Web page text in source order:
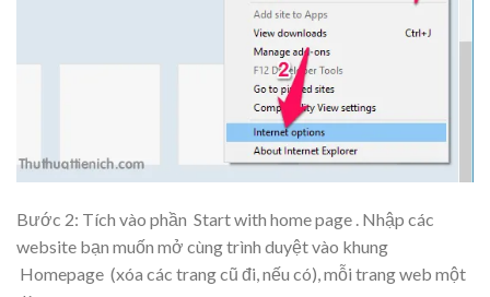
Bước 2: Tích vào phần Start with home page . Nhập các
website bạn muốn mở cùng trình duyệt vào khung
Homepage (xóa các trang cũ đi, nếu có), mỗi trang web một